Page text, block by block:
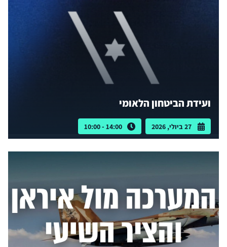
ועידת הביטחון הלאומי
27 ביולי, 2026 14:00 - 10:00